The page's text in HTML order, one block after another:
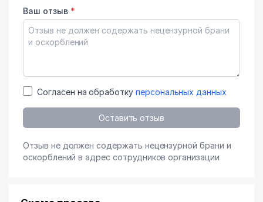
Ваш отзыв *
Согласен на обработку персональных данных
Оставить отзыв
Отзыв не должен содержать нецензурной брани и
оскорблений в адрес сотрудников организации